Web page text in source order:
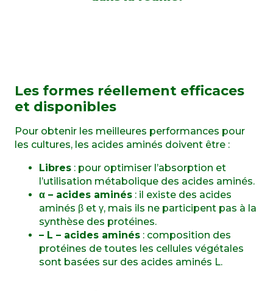
Les formes réellement efficaces
et disponibles
Pour obtenir les meilleures performances pour
les cultures, les acides aminés doivent être :
Libres : pour optimiser l’absorption et
l’utilisation métabolique des acides aminés.
α – acides aminés : il existe des acides
aminés β et γ, mais ils ne participent pas à la
synthèse des protéines.
– L – acides aminés : composition des
protéines de toutes les cellules végétales
sont basées sur des acides aminés L.